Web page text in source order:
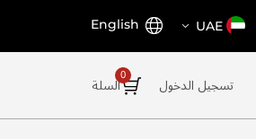
اختر
المتجر
UAE اللغة English
السلة تسجيل الدخول